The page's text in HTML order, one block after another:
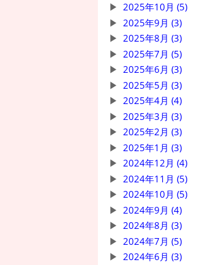
2025年10月 (5)
2025年9月 (3)
2025年8月 (3)
2025年7月 (5)
2025年6月 (3)
2025年5月 (3)
2025年4月 (4)
2025年3月 (3)
2025年2月 (3)
2025年1月 (3)
2024年12月 (4)
2024年11月 (5)
2024年10月 (5)
2024年9月 (4)
2024年8月 (3)
2024年7月 (5)
2024年6月 (3)